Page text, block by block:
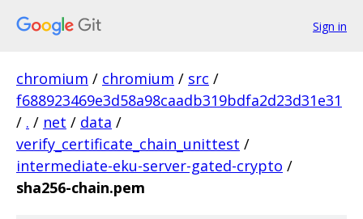
Sign in
chromium / chromium / src /
f688923469e3d58a98caadb319bdfa2d23d31e31
/ . / net / data /
verify_certificate_chain_unittest /
intermediate-eku-server-gated-crypto /
sha256-chain.pem